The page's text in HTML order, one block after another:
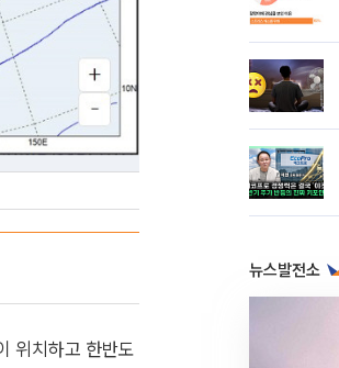
위치하고 한반도
뉴스발전소